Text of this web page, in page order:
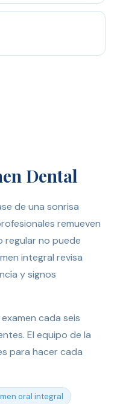
Dental
de una sonrisa
remueven
regular no puede
integral revisa
y signos
cada seis
El equipo de la
para hacer cada
oral integral